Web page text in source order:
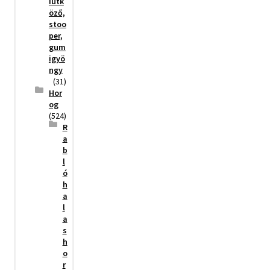
öző,
stoo
per,
gum
igyö
ngy
(31)
Hor
og
(524)
R
a
b
l
ó
h
a
l
a
s
h
o
r